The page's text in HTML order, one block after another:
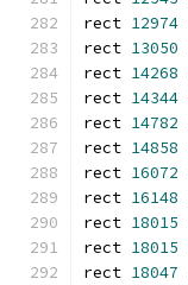
rect 12974
rect 13050
rect 14268
rect 14344
rect 14782
rect 14858
rect 16072
rect 16148
rect 18015
rect 18015
rect 18047